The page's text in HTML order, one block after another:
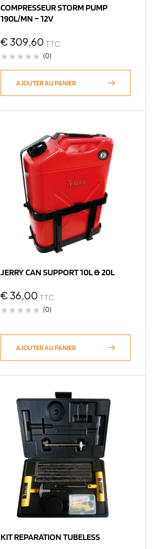
COMPRESSEUR STORM PUMP
190L/MN – 12V
€ 309,60 TTC
(0)
AJOUTER AU PANIER
JERRY CAN SUPPORT 10L & 20L
€ 36,00 TTC
(0)
AJOUTER AU PANIER
KIT REPARATION TUBELESS